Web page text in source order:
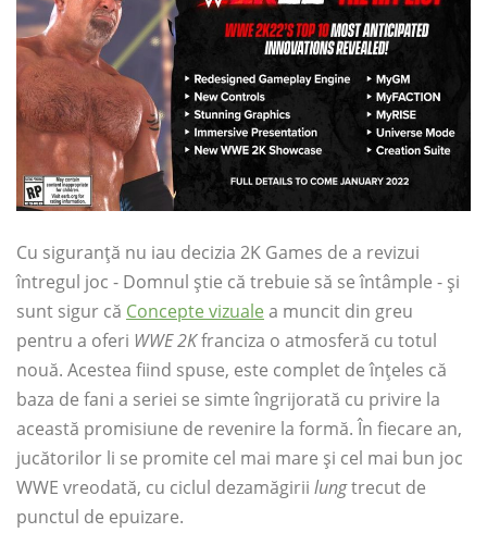
Cu siguranță nu iau decizia 2K Games de a revizui
întregul joc - Domnul știe că trebuie să se întâmple - și
sunt sigur că Concepte vizuale a muncit din greu
pentru a oferi WWE 2Kfranciza o atmosferă cu totul
nouă. Acestea fiind spuse, este complet de înțeles că
baza de fani a seriei se simte îngrijorată cu privire la
această promisiune de revenire la formă. În fiecare an,
jucătorilor li se promite cel mai mare și cel mai bun joc
WWE vreodată, cu ciclul dezamăgirii lungtrecut de
punctul de epuizare.